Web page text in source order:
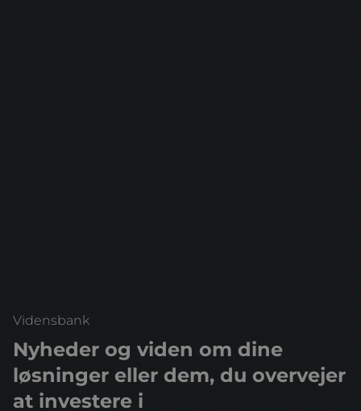
Vidensbank
Nyheder og viden om dine
løsninger eller dem, du overvejer
at investere i